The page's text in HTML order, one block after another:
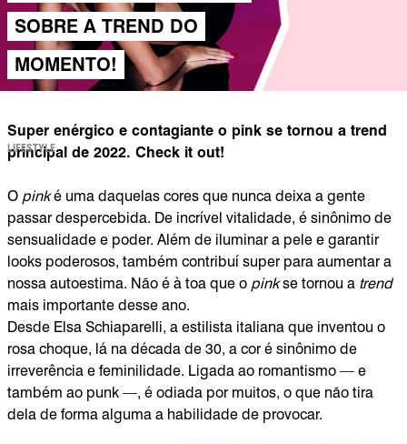
SOBRE A TREND DO
MOMENTO!
LIFESTYLE
Super enérgico e contagiante o pink se tornou a trend
principal de 2022. Check it out!
O pinké uma daquelas cores que nunca deixa a gente
passar despercebida. De incrível vitalidade, é sinônimo de
sensualidade e poder. Além de iluminar a pele e garantir
looks poderosos, também contribuí super para aumentar a
nossa autoestima. Não é à toa que o pinkse tornou a trend
mais importante desse ano.
Desde Elsa Schiaparelli, a estilista italiana que inventou o
rosa choque, lá na década de 30, a cor é sinônimo de
irreverência e feminilidade. Ligada ao romantismo — e
também ao punk —, é odiada por muitos, o que não tira
dela de forma alguma a habilidade de provocar.